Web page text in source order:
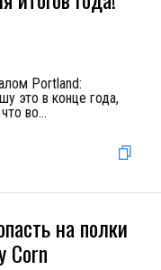
Portland:
это в конце года,
во...
на полки
Corn